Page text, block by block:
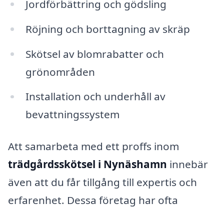
Jordförbättring och gödsling
Röjning och borttagning av skräp
Skötsel av blomrabatter och
grönområden
Installation och underhåll av
bevattningssystem
Att samarbeta med ett proffs inom
trädgårdsskötsel i Nynäshamn innebär
även att du får tillgång till expertis och
erfarenhet. Dessa företag har ofta